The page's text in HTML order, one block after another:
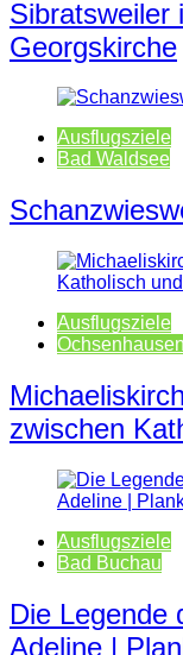
Sibratsweiler
Georgskirche
Ausflugsziele
Bad Waldsee
Ausflugsziele
Ochsenhausen
zwischen
Ausflugsziele
Bad Buchau
Die Legende
Adeline |